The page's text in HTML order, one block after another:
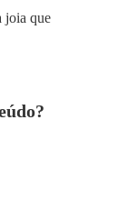
joia que